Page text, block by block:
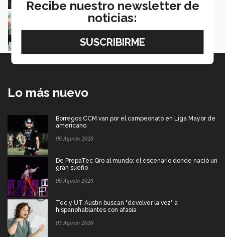
Reconocen aportación científica y humanitaria
con Premio Luis Elizondo
Lo más nuevo
Borregos CCM van por el campeonato en Liga Mayor de
americano
06 Agosto 2026
De PrepaTec Qro al mundo: el escenario donde nació un
gran sueño
06 Agosto 2026
Tec y UT Austin buscan "devolver la voz" a
hispanohablantes con afasia
05 Agosto 2026
Recibe nuestro newsletter de
noticias: